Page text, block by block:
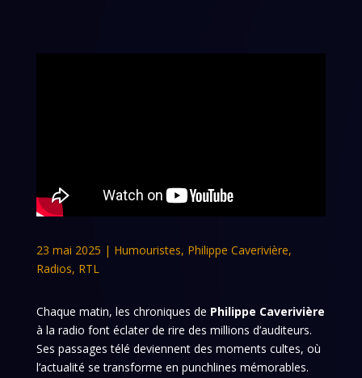
23 mai 2025 | Humouristes, Philippe Caverivière,
Radios, RTL
Chaque matin, les chroniques de Philippe Caverivière
à la radio font éclater de rire des millions d’auditeurs.
Ses passages télé deviennent des moments cultes, où
l’actualité se transforme en punchlines mémorables.